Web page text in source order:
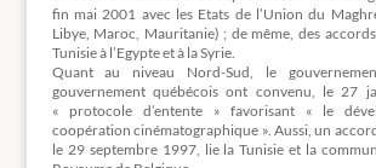
fin mai 2001 avec les Etats de l’Union du
Libye, Maroc, Mauritanie) ; de même, des
Tunisie à l’Egypte et à la Syrie.
Quant au niveau Nord-Sud, le
gouvernement québécois ont convenu, le 27
« protocole d’entente » favorisant « le
coopération cinématographique ». Aussi, un
le 29 septembre 1997, lie la Tunisie et la